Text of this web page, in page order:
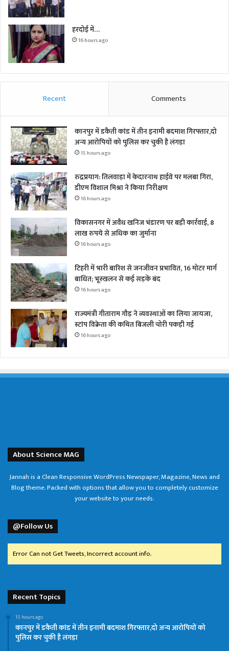
हरदोई में…
16 hours ago
Recent Comments
कानपुर में डकैती कांड में तीन इनामी बदमाश गिरफ्तार,दो
अन्य आरोपियों को पुलिस कर चुकी है लंगड़ा
15 hours ago
रुद्रप्रयाग: तिलवाड़ा में केदारनाथ हाईवे पर मलबा गिरा,
डीएम विशाल मिश्रा ने किया निरीक्षण
16 hours ago
विकासनगर में अवैध खनिज भंडारण पर बड़ी कार्रवाई, 8
लाख रुपये से अधिक का जुर्माना
16 hours ago
टिहरी में भारी बारिश से जनजीवन प्रभावित, 16 मोटर मार्ग
बाधित; भूस्खलन से कई सड़कें बंद
16 hours ago
राज्यमंत्री गीताराम गौड़ ने व्यवस्थाओं का लिया जायजा,
स्टांप विक्रेता की कथित बिजली चोरी पकड़ी गई
16 hours ago
About Science MAG
Jannah is a Clean Responsive WordPress Newspaper, Magazine, News and
Blog theme. Packed with options that allow you to completely customize
your website to your needs.
@Follow Us
Error Can not Get Tweets, Incorrect account info.
Recent Topics
15 hours ago
कानपुर में डकैती कांड में तीन इनामी बदमाश गिरफ्तार,दो अन्य आरोपियों को
पुलिस कर चुकी है लंगड़ा